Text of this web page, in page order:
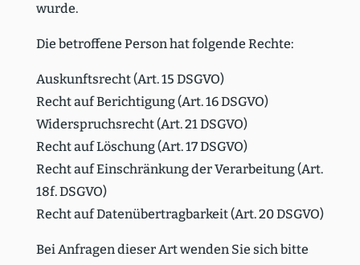
wurde.
Die betroffene Person hat folgende Rechte:
Auskunfts­recht (Art. 15 DSGVO)
Recht auf Berich­tigung (Art. 16 DSGVO)
Wider­spruchs­recht (Art. 21 DSGVO)
Recht auf Löschung (Art. 17 DSGVO)
Recht auf Einschränkung der Verar­beitung (Art.
18f. DSGVO)
Recht auf Daten­über­trag­barkeit (Art. 20 DSGVO)
Bei Anfragen dieser Art wenden Sie sich bitte